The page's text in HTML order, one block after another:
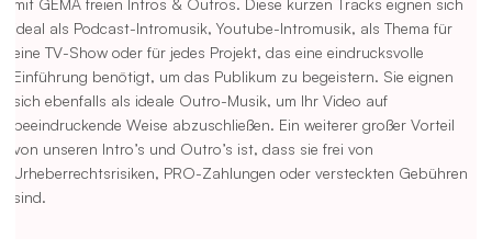
mit GEMA freien Intros & Outros. Diese kurzen Tracks eignen sich
ideal als Podcast-Intromusik, Youtube-Intromusik, als Thema für
eine TV-Show oder für jedes Projekt, das eine eindrucksvolle
Einführung benötigt, um das Publikum zu begeistern. Sie eignen
sich ebenfalls als ideale Outro-Musik, um Ihr Video auf
beeindruckende Weise abzuschließen. Ein weiterer großer Vorteil
von unseren Intro’s und Outro’s ist, dass sie frei von
Urheberrechtsrisiken, PRO-Zahlungen oder versteckten Gebühren
sind.